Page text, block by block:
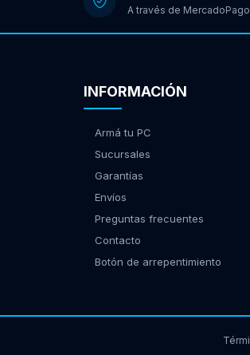
A través de MercadoPago
INFORMACIÓN
Armá tu PC
Sucursales
Garantías
Envíos
Preguntas frecuentes
Contacto
Botón de arrepentimiento